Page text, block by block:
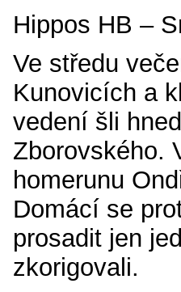
Hippos HB –
Ve středu
Kunovicích a
vedení šli
Zborovského.
homerunu
Domácí se
prosadit jen
zkorigovali.